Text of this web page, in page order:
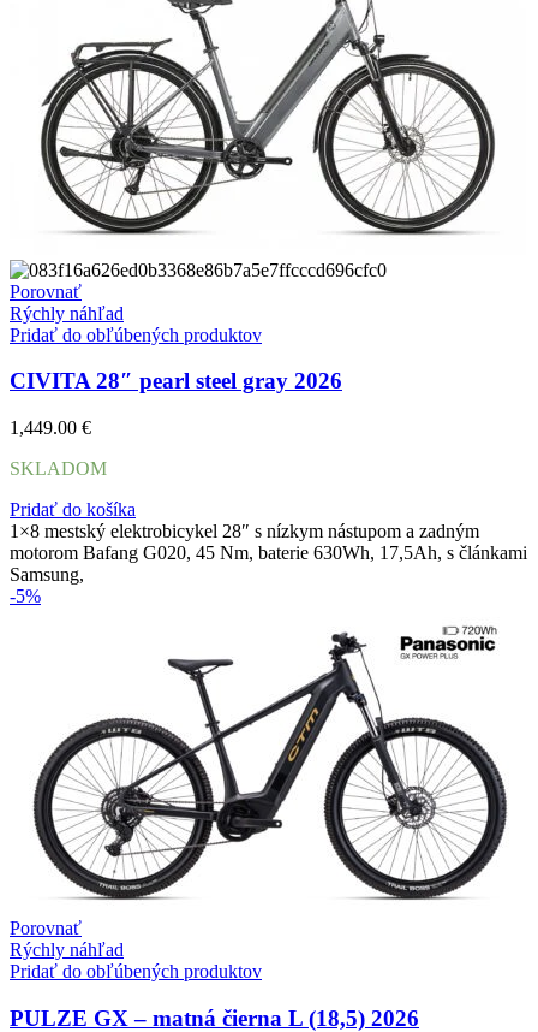
Porovnať
Rýchly náhľad
Pridať do obľúbených produktov
CIVITA 28″ pearl steel gray 2026
1,449.00 €
SKLADOM
Pridať do košíka
1×8 mestský elektrobicykel 28″ s nízkym nástupom a zadným
motorom Bafang G020, 45 Nm, baterie 630Wh, 17,5Ah, s článkami
Samsung,
-5%
Porovnať
Rýchly náhľad
Pridať do obľúbených produktov
PULZE GX – matná čierna L (18,5) 2026